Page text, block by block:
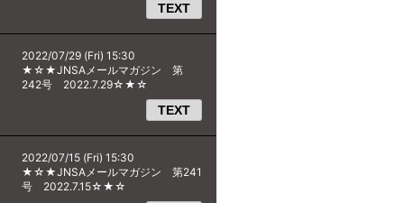
TEXT
2022/07/29 (Fri) 15:30
★☆★JNSAメールマガジン 第
242号 2022.7.29☆★☆
TEXT
2022/07/15 (Fri) 15:30
★☆★JNSAメールマガジン 第241
号 2022.7.15☆★☆